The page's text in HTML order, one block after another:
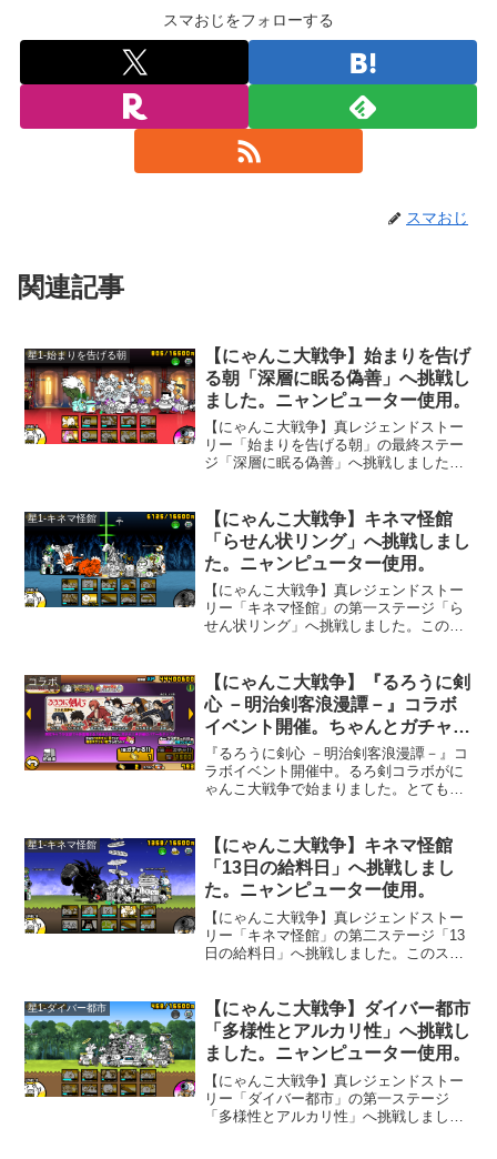
スマおじをフォローする
スマおじ
関連記事
星1-始まりを告げる朝
【にゃんこ大戦争】始まりを告げ
る朝「深層に眠る偽善」へ挑戦し
ました。ニャンピューター使用。
【にゃんこ大戦争】真レジェンドストー
リー「始まりを告げる朝」の最終ステー
ジ「深層に眠る偽善」へ挑戦しました。
星1-キネマ怪館
【にゃんこ大戦争】キネマ怪館
「らせん状リング」へ挑戦しまし
た。ニャンピューター使用。
【にゃんこ大戦争】真レジェンドストー
リー「キネマ怪館」の第一ステージ「ら
せん状リング」へ挑戦しました。このス
戦うと少し有利に戦えます。敵は赤い敵
ばかりです。
コラボ
【にゃんこ大戦争】『るろうに剣
心 －明治剣客浪漫譚－』コラボ
イベント開催。ちゃんとガチャも
あるコラボ。
『るろうに剣心 －明治剣客浪漫譚－』コ
ラボイベント開催中。るろ剣コラボがに
ゃんこ大戦争で始まりました。とても懐
星1-キネマ怪館
【にゃんこ大戦争】キネマ怪館
「13日の給料日」へ挑戦しまし
た。ニャンピューター使用。
【にゃんこ大戦争】真レジェンドストー
リー「キネマ怪館」の第二ステージ「13
日の給料日」へ挑戦しました。このステ
砲を撃ってくる場合、呪い砲の当たらな
いところで戦うと有利に戦えますが、こ
のステージでは遠距離攻撃をしてくる
「タッちゃん」が出てきます。なので、
自分の城付近で戦うと不利に。なかなか
難しいステージでした。
星1-ダイバー都市
【にゃんこ大戦争】ダイバー都市
「多様性とアルカリ性」へ挑戦し
ました。ニャンピューター使用。
【にゃんこ大戦争】真レジェンドストー
リー「ダイバー都市」の第一ステージ
「多様性とアルカリ性」へ挑戦しまし